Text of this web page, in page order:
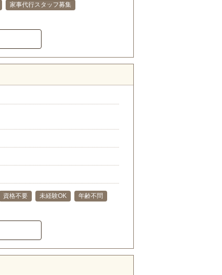
家事代行スタッフ募集
資格不要 未経験OK
年齢不問